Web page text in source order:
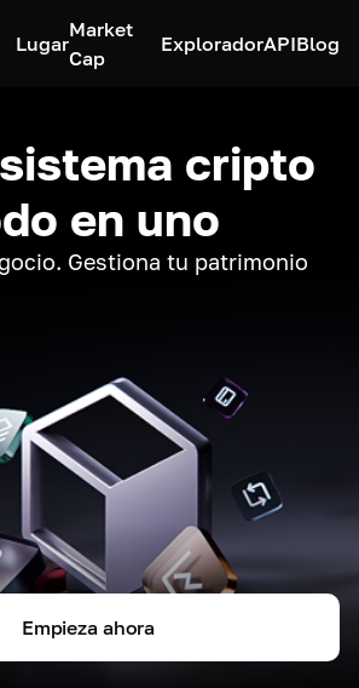
Lugar
Market
Cap
ExploradorAPIBlog
cripto
en uno
Gestiona tu patrimonio
Empieza ahora